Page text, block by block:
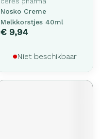
Nosko Creme
Melkkorstjes 40ml
€ 9,94
Niet beschikbaar